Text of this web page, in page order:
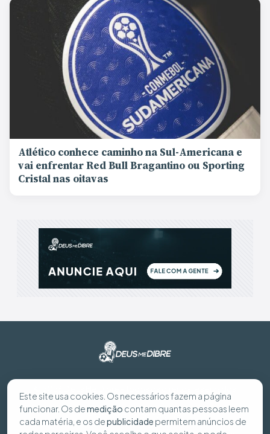
Atlético conhece caminho na Sul-Americana e
vai enfrentar Red Bull Bragantino ou Sporting
Cristal nas oitavas
Preferências de cookies
Este site usa cookies. Os necessários fazem a página
funcionar. Os demedição contam quantas pessoas leem
cada matéria, e os depublicidade permitem anúncios de